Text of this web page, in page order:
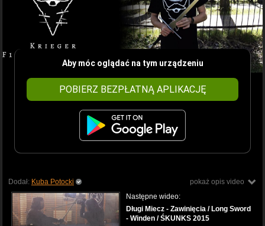
Aby móc oglądać na tym urządzeniu
POBIERZ BEZPŁATNĄ APLIKACJĘ
pokaż opis video
Dodał: Kuba Potocki
Następne wideo:
Długi Miecz - Zawinięcia / Long Sword
- Winden / ŚKUNKS 2015